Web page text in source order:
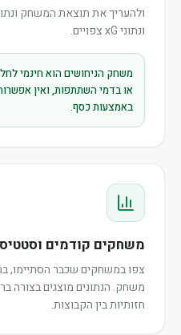
ולהעריך את תוצאת המשחק
ונתוני xG צפויים.
משחק הניחושים הוא חינמי
או בדמי השתתפות, ואין
באמצעות כסף.
משחקים קודמים
צפו במשחקים שכבר הסתיימו,
משחק. הנתונים מוצגים בצורה
חזותיות בין הקבוצות.